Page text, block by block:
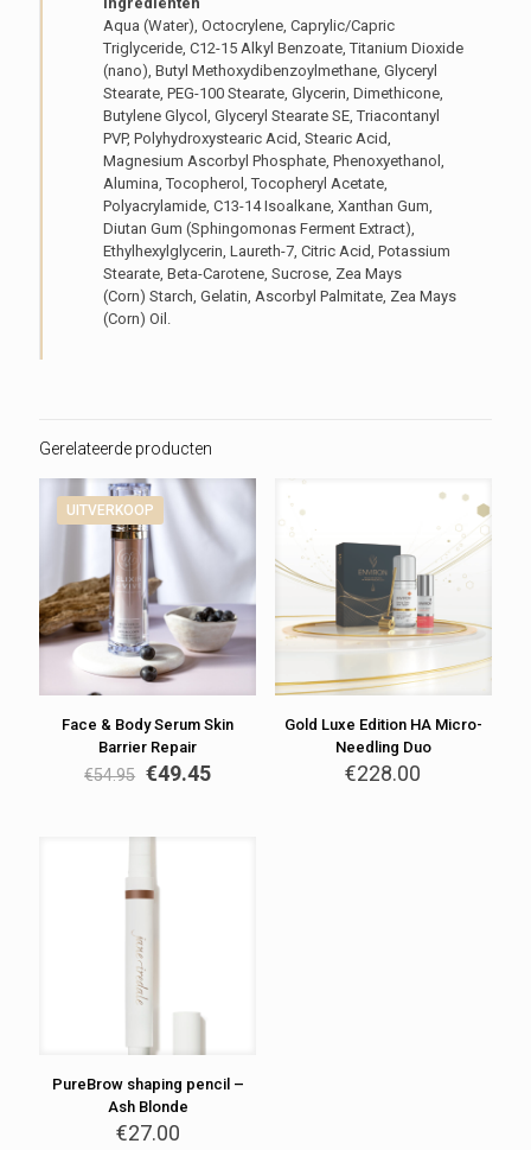
Aqua (Water), Octocrylene, Caprylic/Capric
Triglyceride, C12-15 Alkyl Benzoate, Titanium Dioxide
(nano), Butyl Methoxydibenzoylmethane, Glyceryl
Stearate, PEG-100 Stearate, Glycerin, Dimethicone,
Butylene Glycol, Glyceryl Stearate SE, Triacontanyl
PVP, Polyhydroxystearic Acid, Stearic Acid,
Magnesium Ascorbyl Phosphate, Phenoxyethanol,
Alumina, Tocopherol, Tocopheryl Acetate,
Polyacrylamide, C13-14 Isoalkane, Xanthan Gum,
Diutan Gum (Sphingomonas Ferment Extract),
Ethylhexylglycerin, Laureth-7, Citric Acid, Potassium
Stearate, Beta-Carotene, Sucrose, Zea Mays
(Corn) Starch, Gelatin, Ascorbyl Palmitate, Zea Mays
(Corn) Oil.
Gerelateerde producten
UITVERKOOP
Face & Body Serum Skin
Barrier Repair
€54.95 €49.45
Gold Luxe Edition HA Micro-
Needling Duo
€228.00
PureBrow shaping pencil –
Ash Blonde
€27.00